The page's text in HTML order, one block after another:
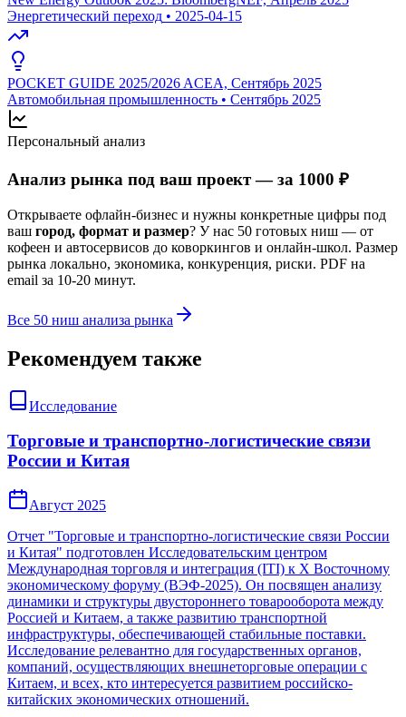
Энергетический переход • 2025-04-15
POCKET GUIDE 2025/2026 ACEA, Сентябрь 2025
Автомобильная промышленность • Сентябрь 2025
Персональный анализ
Анализ рынка под ваш проект — за 1000 ₽
Открываете офлайн-бизнес и нужны конкретные цифры под
ваш город, формат и размер? У нас 50 готовых ниш — от
кофеен и автосервисов до коворкингов и онлайн-школ. Размер
рынка локально, экономика, конкуренция, риски. PDF на
email за 10-20 минут.
Все 50 ниш анализа рынка
Рекомендуем также
Исследование
Торговые и транспортно-логистические связи
России и Китая
Август 2025
Отчет "Торговые и транспортно-логистические связи России
и Китая" подготовлен Исследовательским центром
Международная торговля и интеграция (ITI) к X Восточному
экономическому форуму (ВЭФ-2025). Он посвящен анализу
динамики и структуры двустороннего товарооборота между
Россией и Китаем, а также развитию транспортной
инфраструктуры, обеспечивающей стабильные поставки.
Исследование релевантно для государственных органов,
компаний, осуществляющих внешнеторговые операции с
Китаем, и всех, кто интересуется развитием российско-
китайских экономических отношений.